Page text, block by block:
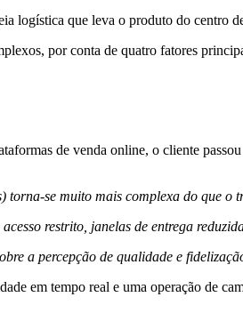
logística que leva o produto do centro
por conta de quatro fatores
de venda online, o cliente
se muito mais complexa do que o
restrito, janelas de entrega
a percepção de qualidade e
em tempo real e uma operação de